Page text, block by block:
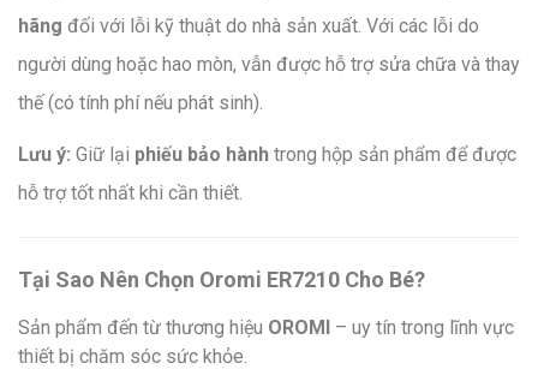
hãng đối với lỗi kỹ thuật do nhà sản xuất. Với các lỗi do
người dùng hoặc hao mòn, vẫn được hỗ trợ sửa chữa và thay
thế (có tính phí nếu phát sinh).
Lưu ý: Giữ lại phiếu bảo hành trong hộp sản phẩm để được
hỗ trợ tốt nhất khi cần thiết.
Tại Sao Nên Chọn Oromi ER7210 Cho Bé?
Sản phẩm đến từ thương hiệu OROMI – uy tín trong lĩnh vực
thiết bị chăm sóc sức khỏe.